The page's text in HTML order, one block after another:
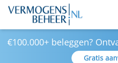
€100.000+ beleggen?
Gratis